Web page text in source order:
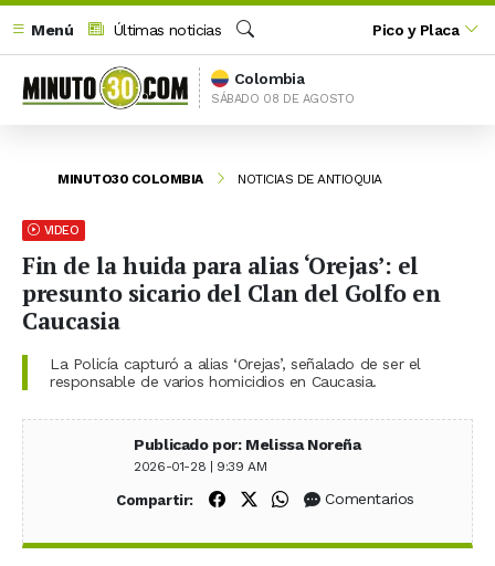
Menú
Últimas noticias
Buscar
Pico y Placa
Colombia
SÁBADO 08 DE AGOSTO
MINUTO30 COLOMBIA NOTICIAS DE ANTIOQUIA
VIDEO
Fin de la huida para alias ‘Orejas’: el
presunto sicario del Clan del Golfo en
Caucasia
La Policía capturó a alias ‘Orejas’, señalado de ser el
responsable de varios homicidios en Caucasia.
Publicado por: Melissa Noreña
2026-01-28 | 9:39 AM
Compartir: Compartir en Facebook
Compartir en X (Twitter)
Compartir en WhatsApp
Comentarios